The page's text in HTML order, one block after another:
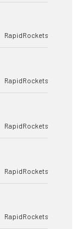
RapidRockets
RapidRockets
RapidRockets
RapidRockets
RapidRockets